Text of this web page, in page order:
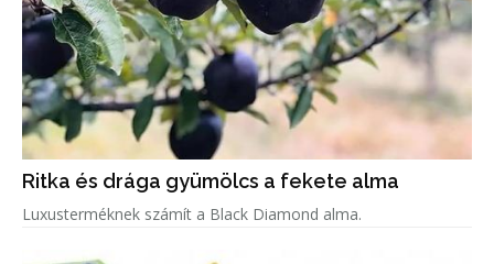
Ritka és drága gyümölcs a fekete alma
Luxusterméknek számít a Black Diamond alma.